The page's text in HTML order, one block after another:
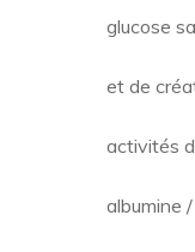
glucose
et de
activités
albumine